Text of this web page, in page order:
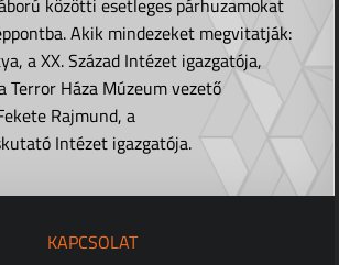
Akik mindezeket megvitatják:
a XX. Század Intézet igazgatója,
Terror Háza Múzeum vezető
Rajmund, a
Intézet igazgatója.
KAPCSOLAT